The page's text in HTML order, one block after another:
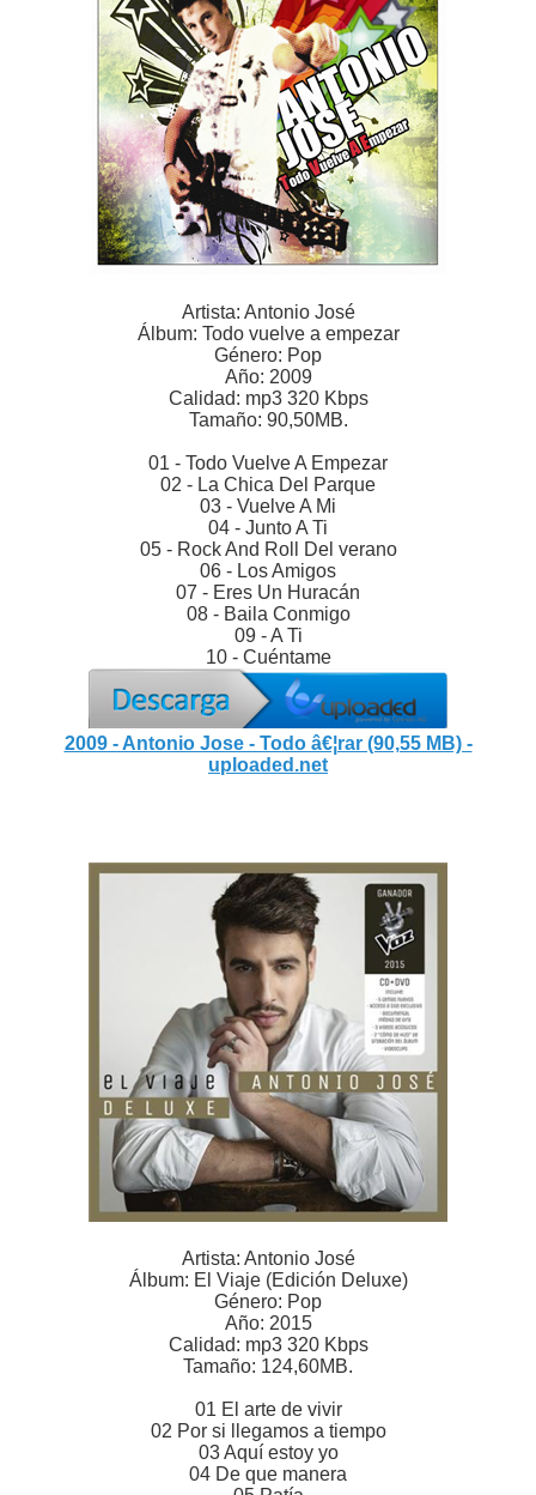
Artista: Antonio José
Álbum: Todo vuelve a empezar
Género: Pop
Año: 2009
Calidad: mp3 320 Kbps
Tamaño: 90,50MB.
01 - Todo Vuelve A Empezar
02 - La Chica Del Parque
03 - Vuelve A Mi
04 - Junto A Ti
05 - Rock And Roll Del verano
06 - Los Amigos
07 - Eres Un Huracán
08 - Baila Conmigo
09 - A Ti
10 - Cuéntame
2009 - Antonio Jose - Todo â€¦rar (90,55 MB) -
uploaded.net
Artista: Antonio José
Álbum: El Viaje (Edición Deluxe)
Género: Pop
Año: 2015
Calidad: mp3 320 Kbps
Tamaño: 124,60MB.
01 El arte de vivir
02 Por si llegamos a tiempo
03 Aquí estoy yo
04 De que manera